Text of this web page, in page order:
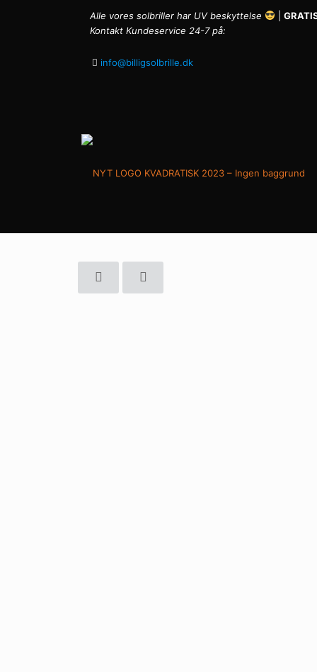
Alle vores solbriller har UV beskyttelse
Kontakt Kundeservice 24-7 på:
info@billigsolbrille.dk